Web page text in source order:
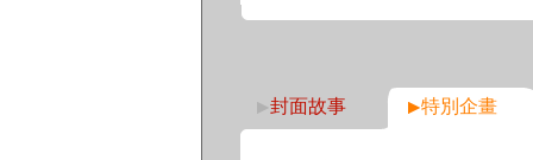
封面故事 特別企畫